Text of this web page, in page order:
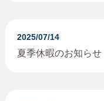
2025/07/14
夏季休暇のお知らせ